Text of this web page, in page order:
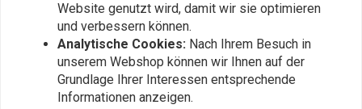
Website genutzt wird, damit wir sie optimieren
und verbessern können.
Analytische Cookies: Nach Ihrem Besuch in
unserem Webshop können wir Ihnen auf der
Grundlage Ihrer Interessen entsprechende
Informationen anzeigen.